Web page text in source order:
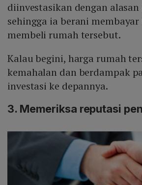
diinvestasikan dengan
sehingga ia berani
membeli rumah tersebut.
Kalau begini, harga rumah
kemahalan dan berdampak
investasi ke depannya.
3. Memeriksa reputasi